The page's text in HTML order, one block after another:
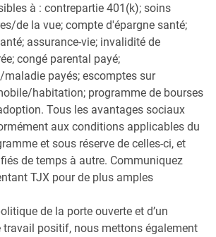
à : contrepartie 401(k); soins
de la vue; compte d'épargne santé;
assurance-vie; invalidité de
congé parental payé;
payés; escomptes sur
habitation; programme de bourses
Tous les avantages sociaux
aux conditions applicables du
et sous réserve de celles-ci, et
de temps à autre. Communiquez
TJX pour de plus amples
de la porte ouverte et d’un
travail positif, nous mettons également